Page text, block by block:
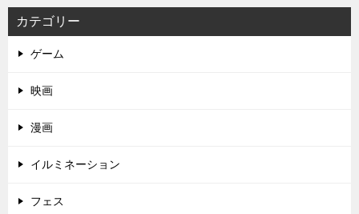
カテゴリー
ゲーム
映画
漫画
イルミネーション
フェス